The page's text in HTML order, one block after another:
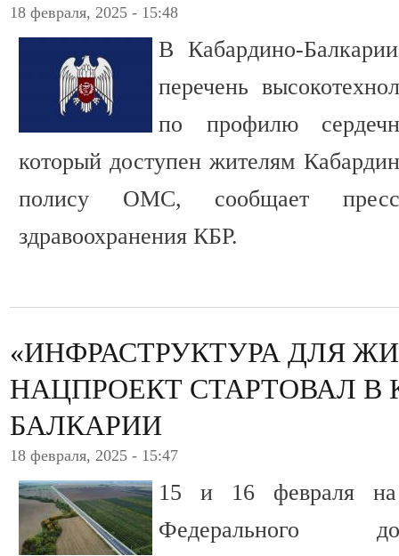
18 февраля, 2025 - 15:48
В Кабардино-
перечень
по профилю
который доступен жителям
полису ОМС, сообщает пресс-
здравоохранения КБР.
«ИНФРАСТРУКТУРА ДЛЯ
НАЦПРОЕКТ СТАРТОВАЛ В
БАЛКАРИИ
18 февраля, 2025 - 15:47
15 и 16 февраля на
Федерального